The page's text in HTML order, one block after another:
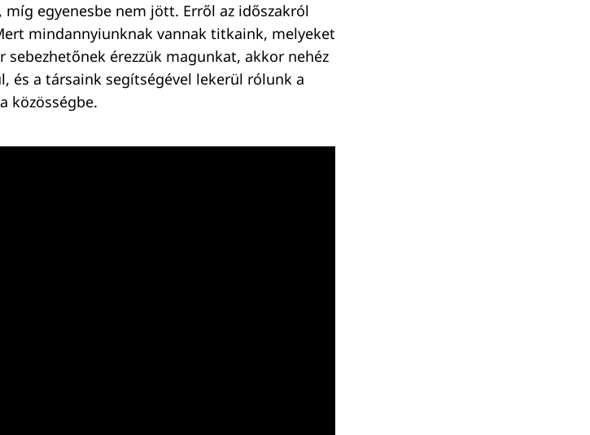
egyenesbe nem jött. Erről az időszakról
mindannyiunknak vannak titkaink, melyeket
érezzük magunkat, akkor nehéz
és a társaink segítségével lekerül rólunk a
közösségbe.